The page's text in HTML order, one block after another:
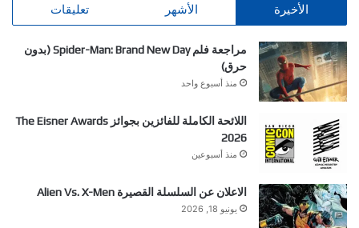
الأخيرة الأشهر تعليقات
مراجعة فلم Spider-Man: Brand New Day (بدون
حرق)
منذ أسبوع واحد
اللائحة الكاملة للفائزين بجوائز The Eisner Awards
2026
منذ أسبوعين
الاعلان عن السلسلة القصيرة Alien Vs. X-Men
يونيو 18, 2026